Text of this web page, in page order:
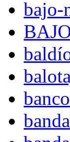
bajo-
banda